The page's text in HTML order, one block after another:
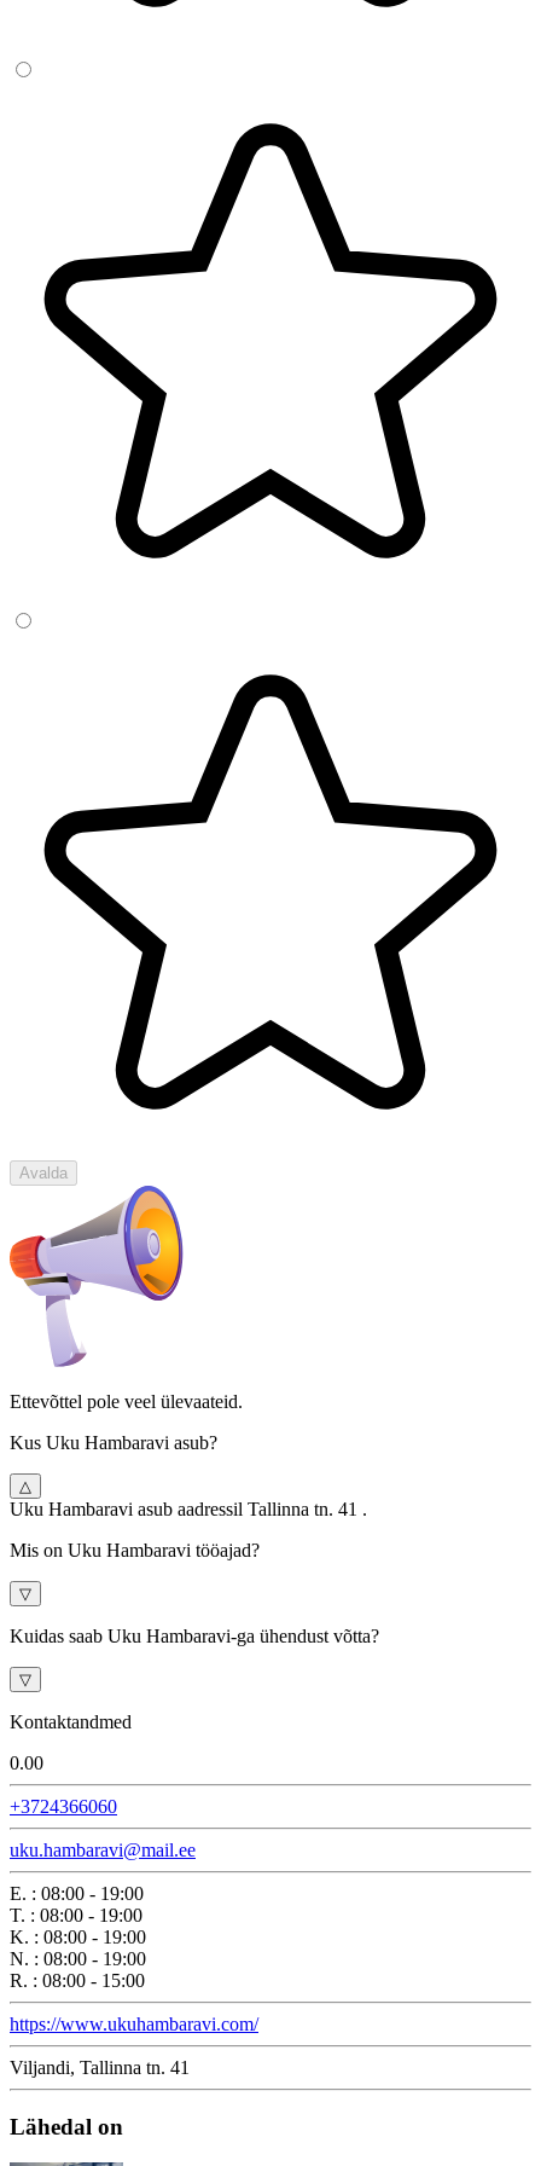
Avalda
Ettevõttel pole veel ülevaateid.
Kus Uku Hambaravi asub?
△
Uku Hambaravi asub aadressil Tallinna tn. 41 .
Mis on Uku Hambaravi tööajad?
▽
Kuidas saab Uku Hambaravi-ga ühendust võtta?
▽
Kontaktandmed
0.00
+3724366060
uku.hambaravi@mail.ee
E. : 08:00 - 19:00
T. : 08:00 - 19:00
K. : 08:00 - 19:00
N. : 08:00 - 19:00
R. : 08:00 - 15:00
https://www.ukuhambaravi.com/
Viljandi, Tallinna tn. 41
Lähedal on